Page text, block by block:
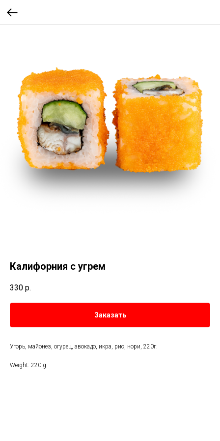
Калифорния с угрем
330 р.
Заказать
Угорь, майонез, огурец, авокадо, икра, рис, нори, 220г.
Weight: 220 g